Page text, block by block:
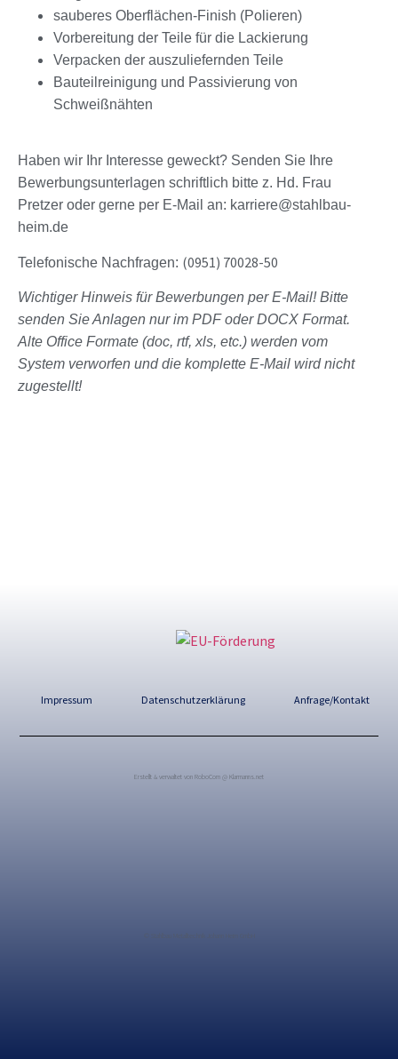
sauberes Oberflächen-Finish (Polieren)
Vorbereitung der Teile für die Lackierung
Verpacken der auszuliefernden Teile
Bauteilreinigung und Passivierung von
Schweißnähten
Haben wir Ihr Interesse geweckt? Senden Sie Ihre
Bewerbungsunterlagen schriftlich bitte z. Hd. Frau
Pretzer oder gerne per E-Mail an: karriere@stahlbau-
heim.de
Telefonische Nachfragen: (0951) 70028-50
Wichtiger Hinweis für Bewerbungen per E-Mail! Bitte
senden Sie Anlagen nur im PDF oder DOCX Format.
Alte Office Formate (doc, rtf, xls, etc.) werden vom
System verworfen und die komplette E-Mail wird nicht
zugestellt!
Impressum Datenschutzerklärung Anfrage/Kontakt
Erstellt & verwaltet von RoboCom @ Klarmanns.net